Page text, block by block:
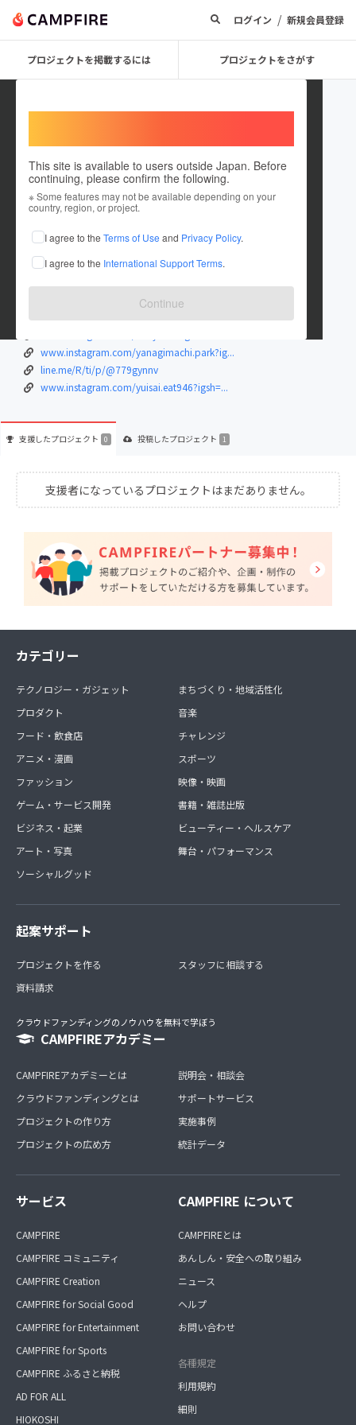
ログイン / 新規会員登録
プロジェクトを掲載するには プロジェクトをさがす
This site is available to users outside Japan. Before
continuing, please confirm the following.
※ Some features may not be available depending on your
country, region, or project.
I agree to the Terms of Use and Privacy Policy.
I agree to the International Support Terms.
Continue
Kushiro_yuisai_shachu
これまでに1件のプロジェクトを投稿しています
在住国：日本 現在地：未設定
出身国：日本 出身地：未設定
www.instagram.com/yanagimachi.park?ig...
line.me/R/ti/p/@779gynnv
www.instagram.com/yuisai.eat946?igsh=...
支援したプロジェクト 0 投稿したプロジェクト 1
支援者になっているプロジェクトはまだありません。
カテゴリー
テクノロジー・ガジェット
プロダクト
フード・飲食店
アニメ・漫画
ファッション
ゲーム・サービス開発
ビジネス・起業
アート・写真
ソーシャルグッド
まちづくり・地域活性化
音楽
チャレンジ
スポーツ
映像・映画
書籍・雑誌出版
ビューティー・ヘルスケア
舞台・パフォーマンス
起案サポート
プロジェクトを作る
資料請求
スタッフに相談する
クラウドファンディングのノウハウを無料で学ぼう
CAMPFIREアカデミー
CAMPFIREアカデミーとは
クラウドファンディングとは
プロジェクトの作り方
プロジェクトの広め方
説明会・相談会
サポートサービス
実施事例
統計データ
サービス
CAMPFIRE
CAMPFIRE コミュニティ
CAMPFIRE Creation
CAMPFIRE for Social Good
CAMPFIRE for Entertainment
CAMPFIRE for Sports
CAMPFIRE ふるさと納税
AD FOR ALL
HIOKOSHI
CAMPFIRE について
CAMPFIREとは
あんしん・安全への取り組み
ニュース
ヘルプ
お問い合わせ
各種規定
利用規約
細則